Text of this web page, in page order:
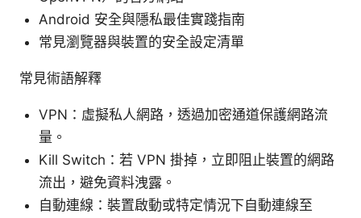
Android 安全與隱私最佳實踐指南
常見瀏覽器與裝置的安全設定清單
常見術語解釋
VPN：虛擬私人網路，透過加密通道保護網路流
量。
Kill Switch：若 VPN 掛掉，立即阻止裝置的網路
流出，避免資料洩露。
自動連線：裝置啟動或特定情況下自動連線至